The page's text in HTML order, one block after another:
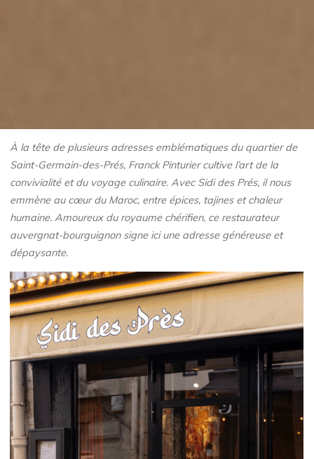
À la tête de plusieurs adresses emblématiques du quartier de
Saint-Germain-des-Prés, Franck Pinturier cultive l’art de la
convivialité et du voyage culinaire. Avec Sidi des Prés, il nous
emmène au cœur du Maroc, entre épices, tajines et chaleur
humaine. Amoureux du royaume chérifien, ce restaurateur
auvergnat-bourguignon signe ici une adresse généreuse et
dépaysante.